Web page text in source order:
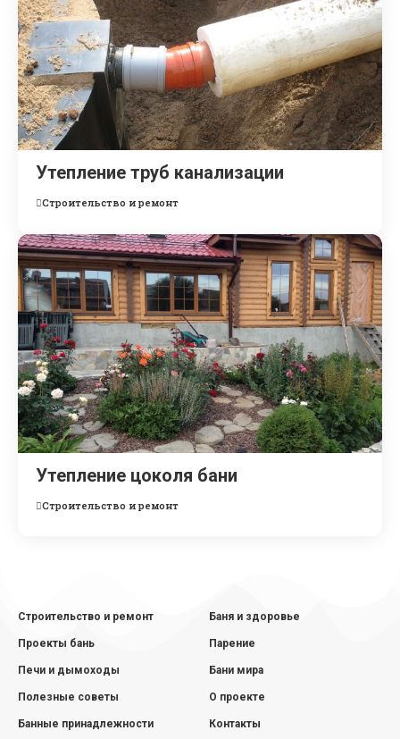
Утепление труб канализации
Строительство и ремонт
Утепление цоколя бани
Строительство и ремонт
Строительство и ремонт
Проекты бань
Печи и дымоходы
Полезные советы
Банные принадлежности
Баня и здоровье
Парение
Бани мира
О проекте
Контакты